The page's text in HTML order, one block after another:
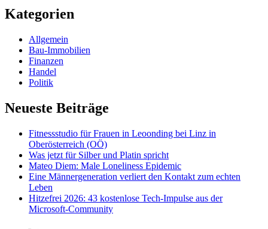
Kategorien
Allgemein
Bau-Immobilien
Finanzen
Handel
Politik
Neueste Beiträge
Fitnessstudio für Frauen in Leoonding bei Linz in
Oberösterreich (OÖ)
Was jetzt für Silber und Platin spricht
Mateo Diem: Male Loneliness Epidemic
Eine Männergeneration verliert den Kontakt zum echten
Leben
Hitzefrei 2026: 43 kostenlose Tech-Impulse aus der
Microsoft-Community